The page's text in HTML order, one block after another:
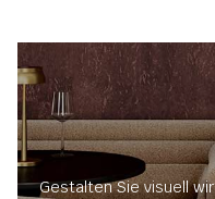
Gestalten Sie visuell